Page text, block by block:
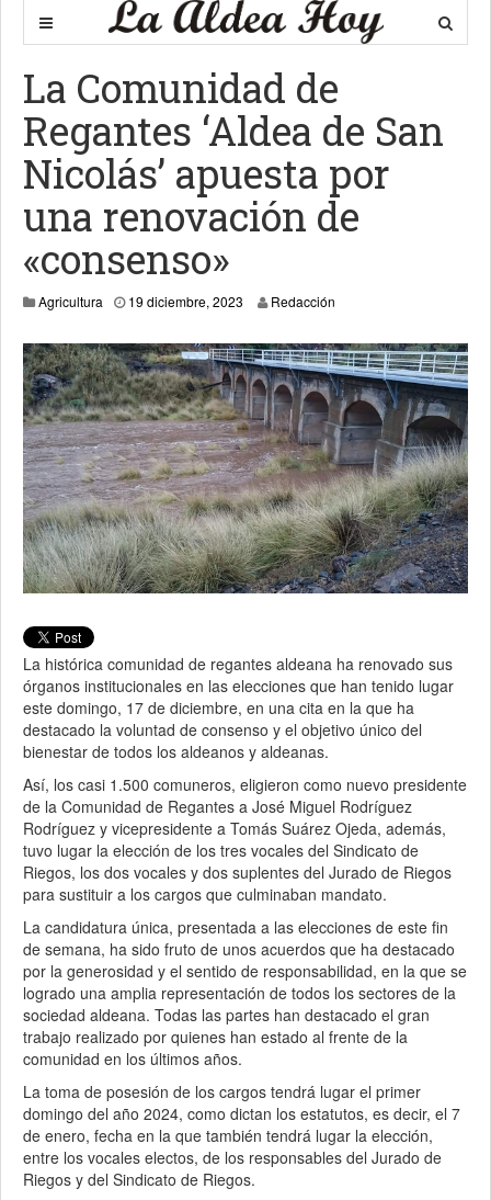
La Comunidad de
Regantes ‘Aldea de San
Nicolás’ apuesta por
una renovación de
«consenso»
Agricultura 19 diciembre, 2023 Redacción
La histórica comunidad de regantes aldeana ha renovado sus
órganos institucionales en las elecciones que han tenido lugar
este domingo, 17 de diciembre, en una cita en la que ha
destacado la voluntad de consenso y el objetivo único del
bienestar de todos los aldeanos y aldeanas.
Así, los casi 1.500 comuneros, eligieron como nuevo presidente
de la Comunidad de Regantes a José Miguel Rodríguez
Rodríguez y vicepresidente a Tomás Suárez Ojeda, además,
tuvo lugar la elección de los tres vocales del Sindicato de
Riegos, los dos vocales y dos suplentes del Jurado de Riegos
para sustituir a los cargos que culminaban mandato.
La candidatura única, presentada a las elecciones de este fin
de semana, ha sido fruto de unos acuerdos que ha destacado
por la generosidad y el sentido de responsabilidad, en la que se
logrado una amplia representación de todos los sectores de la
sociedad aldeana. Todas las partes han destacado el gran
trabajo realizado por quienes han estado al frente de la
comunidad en los últimos años.
La toma de posesión de los cargos tendrá lugar el primer
domingo del año 2024, como dictan los estatutos, es decir, el 7
de enero, fecha en la que también tendrá lugar la elección,
entre los vocales electos, de los responsables del Jurado de
Riegos y del Sindicato de Riegos.